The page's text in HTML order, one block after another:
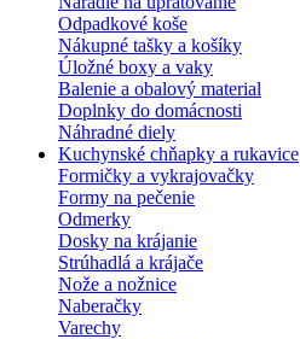
Odpadkové koše
Nákupné tašky a košíky
Úložné boxy a vaky
Balenie a obalový material
Doplnky do domácnosti
Náhradné diely
Kuchynské chňapky a rukavice
Formičky a vykrajovačky
Formy na pečenie
Odmerky
Dosky na krájanie
Strúhadlá a krájače
Nože a nožnice
Naberačky
Varechy